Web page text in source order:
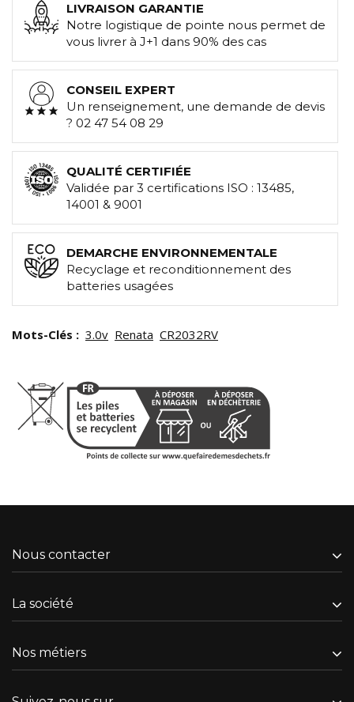
LIVRAISON GARANTIE
Notre logistique de pointe nous permet de
vous livrer à J+1 dans 90% des cas
CONSEIL EXPERT
Un renseignement, une demande de devis
? 02 47 54 08 29
QUALITÉ CERTIFIÉE
Validée par 3 certifications ISO : 13485,
14001 & 9001
DEMARCHE ENVIRONNEMENTALE
Recyclage et reconditionnement des
batteries usagées
Mots-Clés : 3.0v Renata CR2032RV
Nous contacter
La société
Nos métiers